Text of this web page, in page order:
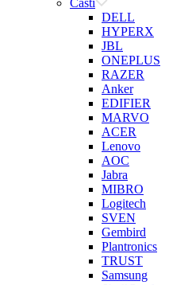
Casti
DELL
HYPERX
JBL
ONEPLUS
RAZER
Anker
EDIFIER
MARVO
ACER
Lenovo
AOC
Jabra
MIBRO
Logitech
SVEN
Gembird
Plantronics
TRUST
Samsung